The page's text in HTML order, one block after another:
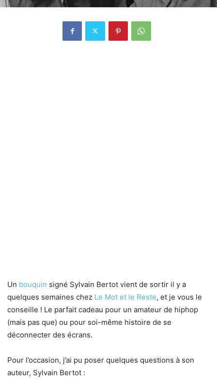
Un bouquin signé Sylvain Bertot vient de sortir il y a
quelques semaines chez Le Mot et le Reste, et je vous le
conseille ! Le parfait cadeau pour un amateur de hiphop
(mais pas que) ou pour soi-même histoire de se
déconnecter des écrans.
Pour l’occasion, j’ai pu poser quelques questions à son
auteur, Sylvain Bertot :